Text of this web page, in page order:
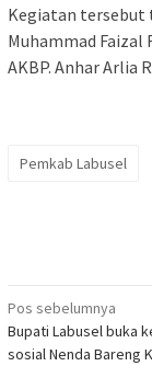
Kegiatan tersebut
Muhammad Faizal
AKBP. Anhar Arlia
Pemkab Labusel
Navigasi
pos
Pos sebelumnya
Bupati Labusel buka
sosial Nenda Bareng